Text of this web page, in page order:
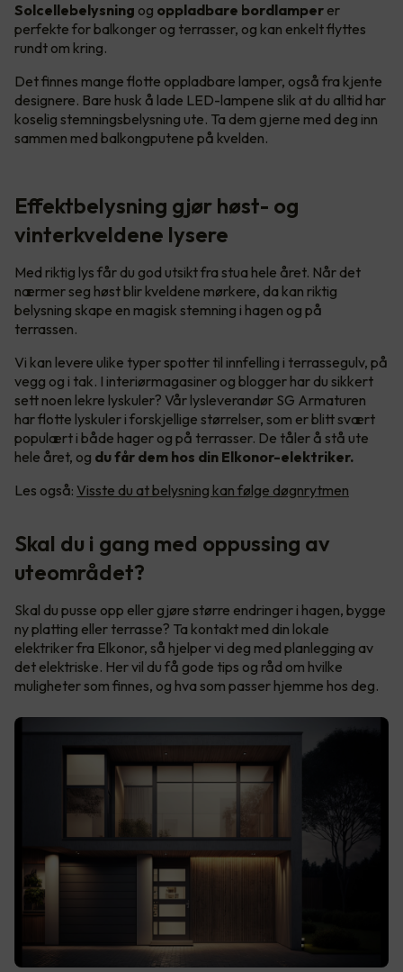
Solcellebelysning og oppladbare bordlamper er
perfekte for balkonger og terrasser, og kan enkelt flyttes
rundt om kring.
Det finnes mange flotte oppladbare lamper, også fra kjente
designere. Bare husk å lade LED-lampene slik at du alltid har
koselig stemningsbelysning ute. Ta dem gjerne med deg inn
sammen med balkongputene på kvelden.
Effektbelysning gjør høst- og
vinterkveldene lysere
Med riktig lys får du god utsikt fra stua hele året. Når det
nærmer seg høst blir kveldene mørkere, da kan riktig
belysning skape en magisk stemning i hagen og på
terrassen.
Vi kan levere ulike typer spotter til innfelling i terrassegulv, på
vegg og i tak. I interiørmagasiner og blogger har du sikkert
sett noen lekre lyskuler? Vår lysleverandør SG Armaturen
har flotte lyskuler i forskjellige størrelser, som er blitt svært
populært i både hager og på terrasser. De tåler å stå ute
hele året, og du får dem hos din Elkonor-elektriker.
Les også: Visste du at belysning kan følge døgnrytmen
Skal du i gang med oppussing av
uteområdet?
Skal du pusse opp eller gjøre større endringer i hagen, bygge
ny platting eller terrasse? Ta kontakt med din lokale
elektriker fra Elkonor, så hjelper vi deg med planlegging av
det elektriske. Her vil du få gode tips og råd om hvilke
muligheter som finnes, og hva som passer hjemme hos deg.